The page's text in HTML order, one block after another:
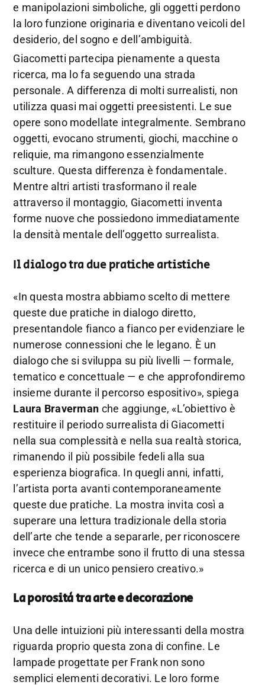
e manipolazioni simboliche, gli oggetti perdono
la loro funzione originaria e diventano veicoli del
desiderio, del sogno e dell’ambiguità.
Giacometti partecipa pienamente a questa
ricerca, ma lo fa seguendo una strada
personale. A differenza di molti surrealisti, non
utilizza quasi mai oggetti preesistenti. Le sue
opere sono modellate integralmente. Sembrano
oggetti, evocano strumenti, giochi, macchine o
reliquie, ma rimangono essenzialmente
sculture. Questa differenza è fondamentale.
Mentre altri artisti trasformano il reale
attraverso il montaggio, Giacometti inventa
forme nuove che possiedono immediatamente
la densità mentale dell’oggetto surrealista.
Il dialogo tra due pratiche artistiche
«In questa mostra abbiamo scelto di mettere
queste due pratiche in dialogo diretto,
presentandole fianco a fianco per evidenziare le
numerose connessioni che le legano. È un
dialogo che si sviluppa su più livelli — formale,
tematico e concettuale — e che approfondiremo
insieme durante il percorso espositivo», spiega
Laura Braverman che aggiunge, «L’obiettivo è
restituire il periodo surrealista di Giacometti
nella sua complessità e nella sua realtà storica,
rimanendo il più possibile fedeli alla sua
esperienza biografica. In quegli anni, infatti,
l’artista porta avanti contemporaneamente
queste due pratiche. La mostra invita così a
superare una lettura tradizionale della storia
dell’arte che tende a separarle, per riconoscere
invece che entrambe sono il frutto di una stessa
ricerca e di un unico pensiero creativo.»
La porosità tra arte e decorazione
Una delle intuizioni più interessanti della mostra
riguarda proprio questa zona di confine. Le
lampade progettate per Frank non sono
semplici elementi decorativi. Le loro forme